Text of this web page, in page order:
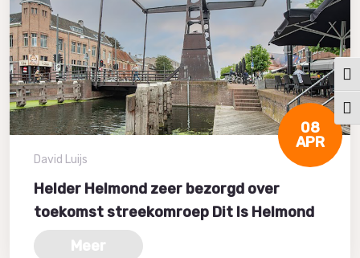
08
APR
David Luijs
Helder Helmond zeer bezorgd over
toekomst streekomroep Dit Is Helmond
Meer